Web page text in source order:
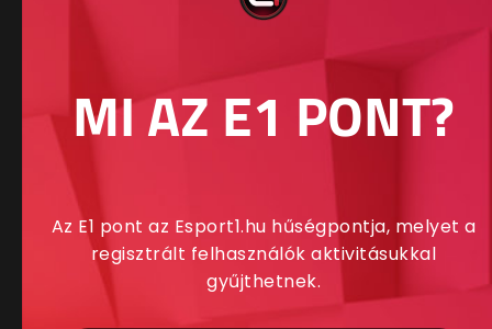
MI AZ E1 PONT?
Az E1 pont az Esport1.hu hűségpontja, melyet a
regisztrált felhasználók aktivitásukkal
gyűjthetnek.